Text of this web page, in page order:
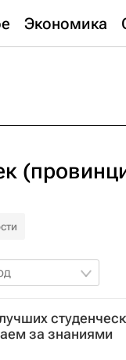
Экономика
за знаниями